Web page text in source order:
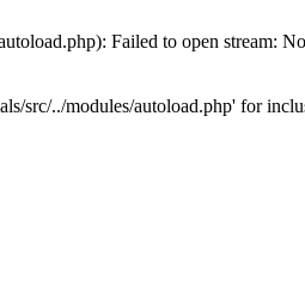
Failed to open stream:
src/../modules/autoload.php' for